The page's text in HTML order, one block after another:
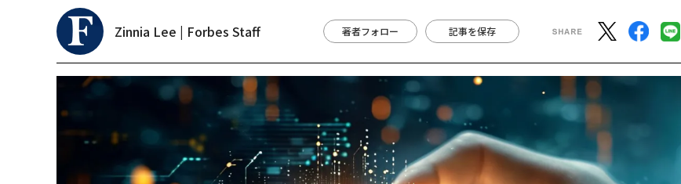
Zinnia Lee | Forbes Staff 著者フォロー 記事を保存